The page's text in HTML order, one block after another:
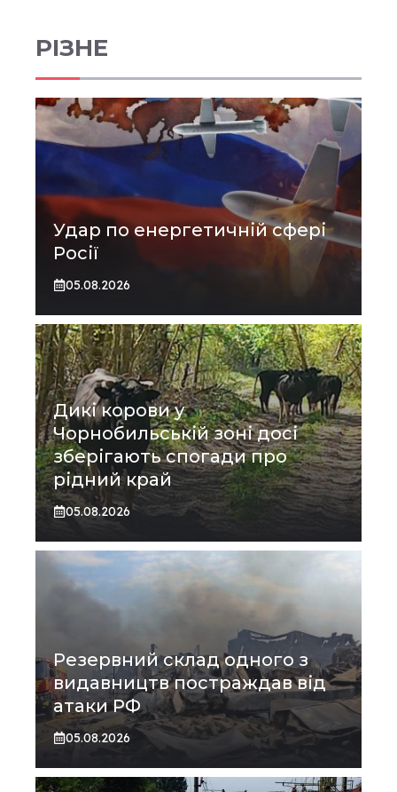
РІЗНЕ
Удар по енергетичній сфері
Росії
05.08.2026
Дикі корови у
Чорнобильській зоні досі
зберігають спогади про
рідний край
05.08.2026
Резервний склад одного з
видавництв постраждав від
атаки РФ
05.08.2026